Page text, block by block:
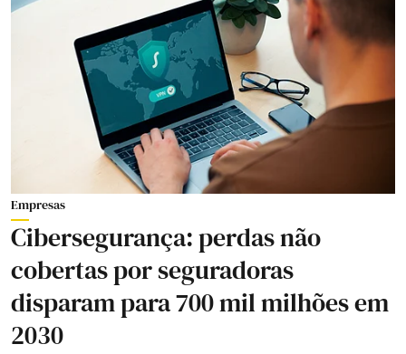
Empresas
Cibersegurança: perdas não
cobertas por seguradoras
disparam para 700 mil milhões em
2030